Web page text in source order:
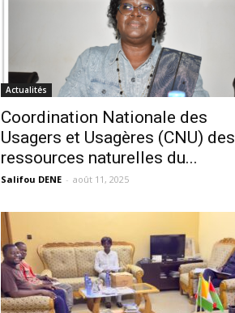
Actualités
Coordination Nationale des
Usagers et Usagères (CNU) des
ressources naturelles du...
Salifou DENE - août 11, 2025